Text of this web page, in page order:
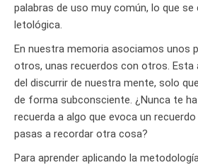
palabras de uso muy común, lo que
letológica.
En nuestra memoria asociamos unos
otros, unas recuerdos con otros. Esta
del discurrir de nuestra mente, solo
de forma subconsciente. ¿Nunca te
recuerda a algo que evoca un
pasas a recordar otra cosa?
Para aprender aplicando la